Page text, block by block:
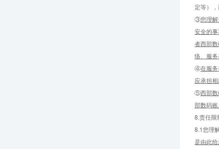
定等）
③您理
安全的
者西部
络、服
④在服
应承担
⑤西部
部数码
8.责任限
8.1您理
是由此